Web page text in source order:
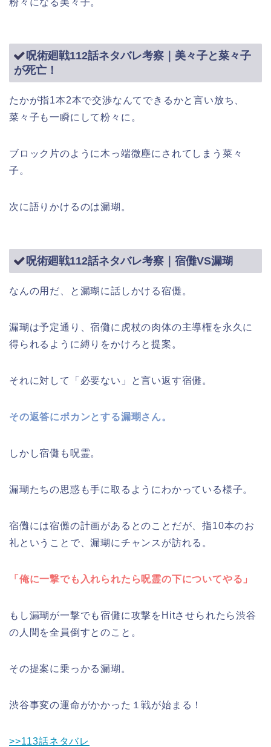
粉々になる美々子。
呪術廻戦112話ネタバレ考察｜美々子と菜々子
が死亡！
たかが指1本2本で交渉なんてできるかと言い放ち、
菜々子も一瞬にして粉々に。
ブロック片のように木っ端微塵にされてしまう菜々
子。
次に語りかけるのは漏瑚。
呪術廻戦112話ネタバレ考察｜宿儺VS漏瑚
なんの用だ、と漏瑚に話しかける宿儺。
漏瑚は予定通り、宿儺に虎杖の肉体の主導権を永久に
得られるように縛りをかけろと提案。
それに対して「必要ない」と言い返す宿儺。
その返答にポカンとする漏瑚さん。
しかし宿儺も呪霊。
漏瑚たちの思惑も手に取るようにわかっている様子。
宿儺には宿儺の計画があるとのことだが、指10本のお
礼ということで、漏瑚にチャンスが訪れる。
「俺に一撃でも入れられたら呪霊の下についてやる」
もし漏瑚が一撃でも宿儺に攻撃をHitさせられたら渋谷
の人間を全員倒すとのこと。
その提案に乗っかる漏瑚。
渋谷事変の運命がかかった１戦が始まる！
>>113話ネタバレ